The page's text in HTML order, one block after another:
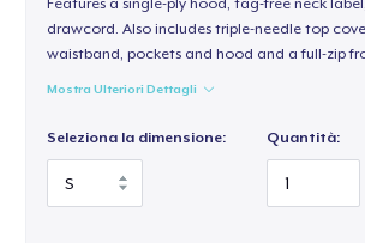
Features a single-ply hood, tag-free neck
drawcord. Also includes triple-needle top
waistband, pockets and hood and a full-zip
Mostra Ulteriori Dettagli
Seleziona la dimensione: Quantità: